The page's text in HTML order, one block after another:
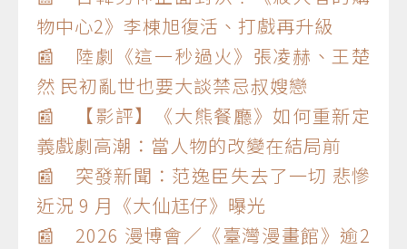
物中心2》李棟旭復活、打戲再升級
📰 陸劇《這一秒過火》張凌赫、王楚
然 民初亂世也要大談禁忌叔嫂戀
📰 【影評】《大熊餐廳》如何重新定
義戲劇高潮：當人物的改變在結局前
📰 突發新聞：范逸臣失去了一切 悲慘
近況 9 月《大仙尪仔》曝光
📰 2026 漫博會／《臺灣漫畫館》逾2